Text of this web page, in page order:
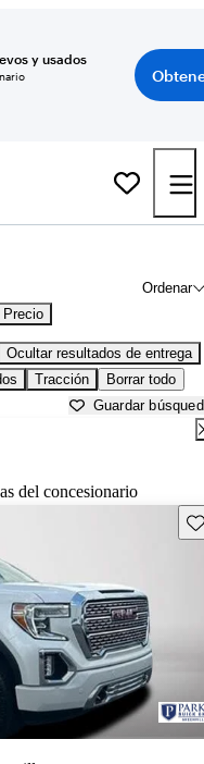
y usados
Ordenar
Precio
Ocultar resultados de entrega
Tracción Borrar todo
Guardar
del concesionario